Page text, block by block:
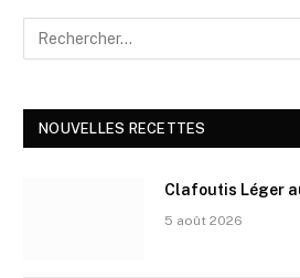
NOUVELLES RECETTES
Clafoutis Léger
5 août 2026